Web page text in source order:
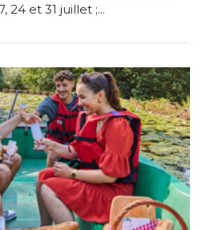
24 et 31 juillet ;...